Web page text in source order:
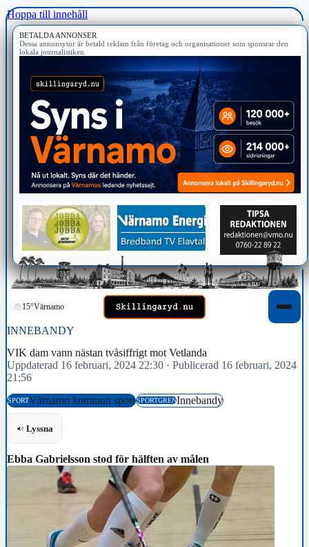
Hoppa till innehåll
BETALDA ANNONSER
Dessa annonsytor är betald reklam från företag och organisationer som sponsrar den
lokala journalistiken.
15°Värnamo
INNEBANDY
VIK dam vann nästan tvåsiffrigt mot Vetlanda
Uppdaterad 16 februari, 2024 22:30 · Publicerad 16 februari, 2024
21:56
SPORTVärnamo kommun sportSPORTGRENInnebandy
Lyssna
Ebba Gabrielsson stod för hälften av målen